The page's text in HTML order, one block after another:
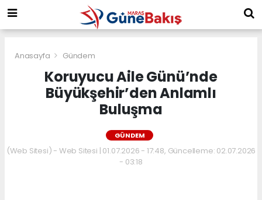
Anasayfa Gündem
Koruyucu Aile Günü’nde
Büyükşehir’den Anlamlı
Buluşma
GÜNDEM
(Web Sitesi) - Web Sitesi | 01.07.2026 - 17:48, Güncelleme: 02.07.2026
- 03:18